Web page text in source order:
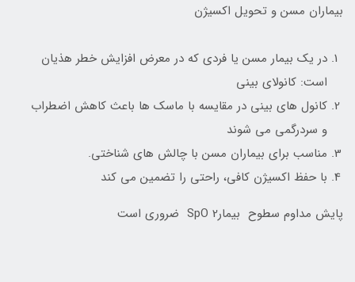
بیماران مسن و تحویل اکسیژن
در یک بیمار مسن یا فردی که در معرض افزایش خطر هذیان
است: کانولای بینی
کانول های بینی در مقایسه با ماسک ها باعث کاهش اضطراب
و سردرگمی می شوند
مناسب برای بیماران مسن با چالش های شناختی.
با حفظ اکسیژن کافی، راحتی را تضمین می کند
پایش مداوم سطوح بیمارSpO 2 ضروری است